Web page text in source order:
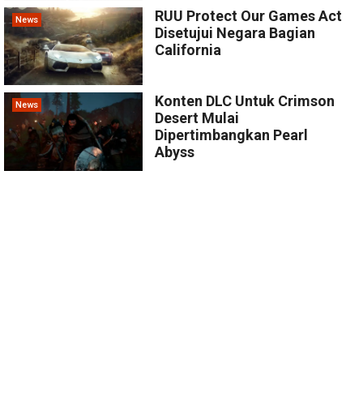
News
RUU Protect Our Games Act
Disetujui Negara Bagian
California
News
Konten DLC Untuk Crimson
Desert Mulai
Dipertimbangkan Pearl
Abyss